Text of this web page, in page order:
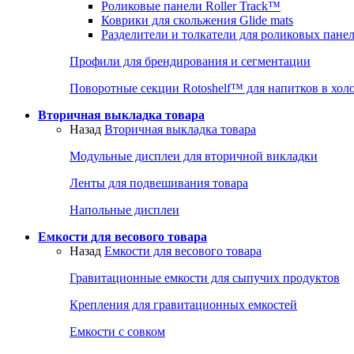
Роликовые панели Roller Track™
Коврики для скольжения Glide mats
Разделители и толкатели для роликовых
Профили для брендирования и сегментации
Поворотные секции Rotoshelf™ для напитков в
Вторичная выкладка товара
Назад Вторичная выкладка товара
Модульные дисплеи для вторичной викладки
Ленты для подвешивания товара
Напольные дисплеи
Емкости для весового товара
Назад Емкости для весового товара
Гравитационные емкости для сыпучих продуктов
Крепления для гравитационных емкостей
Емкости с совком